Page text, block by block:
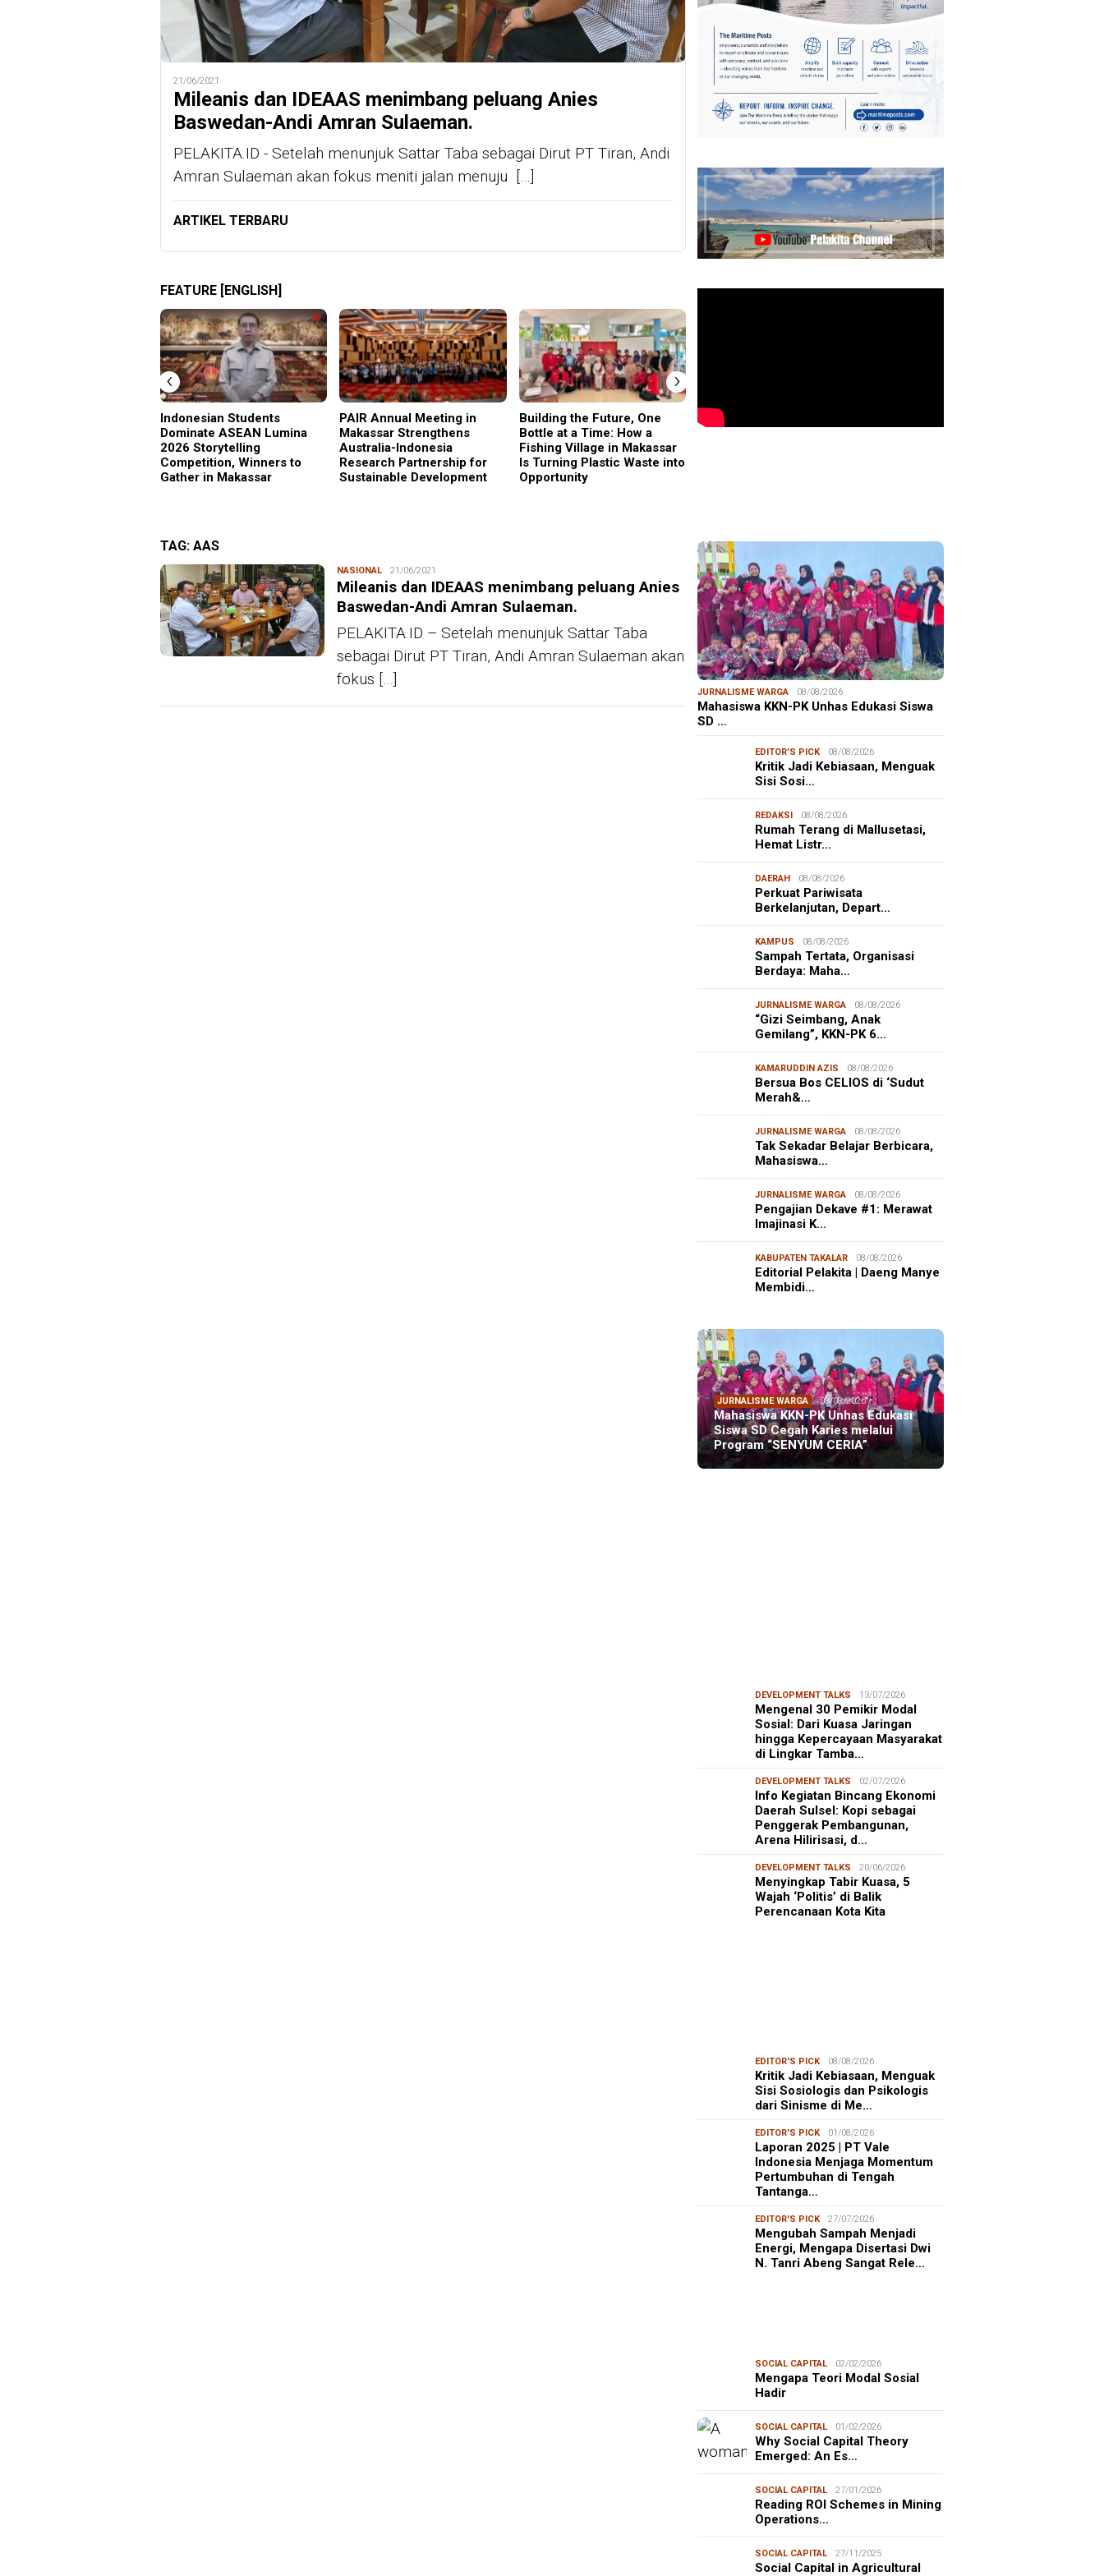
21/06/2021
Mileanis dan IDEAAS menimbang peluang Anies
Baswedan-Andi Amran Sulaeman.
PELAKITA.ID - Setelah menunjuk Sattar Taba sebagai Dirut PT Tiran, Andi
Amran Sulaeman akan fokus meniti jalan menuju […]
ARTIKEL TERBARU
FEATURE [ENGLISH]
Indonesian Students
Dominate ASEAN Lumina
2026 Storytelling
Competition, Winners to
Gather in Makassar
PAIR Annual Meeting in
Makassar Strengthens
Australia-Indonesia
Research Partnership for
Sustainable Development
Building the Future, One
Bottle at a Time: How a
Fishing Village in Makassar
Is Turning Plastic Waste into
Opportunity
Why Cristiano Ronaldo
‹ ›
TAG: AAS
NASIONAL Redaksi
21/06/2021
Mileanis dan IDEAAS menimbang peluang Anies
Baswedan-Andi Amran Sulaeman.
PELAKITA.ID – Setelah menunjuk Sattar Taba
sebagai Dirut PT Tiran, Andi Amran Sulaeman akan
fokus […]
JURNALISME WARGA 08/08/2026
Mahasiswa KKN-PK Unhas Edukasi Siswa
SD …
EDITOR'S PICK 08/08/2026
Kritik Jadi Kebiasaan, Menguak
Sisi Sosi…
REDAKSI 08/08/2026
Rumah Terang di Mallusetasi,
Hemat Listr…
DAERAH 08/08/2026
Perkuat Pariwisata
Berkelanjutan, Depart…
KAMPUS 08/08/2026
Sampah Tertata, Organisasi
Berdaya: Maha…
JURNALISME WARGA 08/08/2026
“Gizi Seimbang, Anak
Gemilang”, KKN-PK 6…
KAMARUDDIN AZIS 08/08/2026
Bersua Bos CELIOS di ‘Sudut
Merah&…
JURNALISME WARGA 08/08/2026
Tak Sekadar Belajar Berbicara,
Mahasiswa…
JURNALISME WARGA 08/08/2026
Pengajian Dekave #1: Merawat
Imajinasi K…
KABUPATEN TAKALAR 08/08/2026
Editorial Pelakita | Daeng Manye
Membidi…
JURNALISME WARGA 08/08/2026
Mahasiswa KKN-PK Unhas Edukasi
Siswa SD Cegah Karies melalui
Program “SENYUM CERIA”
DEVELOPMENT TALKS 13/07/2026
Mengenal 30 Pemikir Modal
Sosial: Dari Kuasa Jaringan
hingga Kepercayaan Masyarakat
di Lingkar Tamba…
DEVELOPMENT TALKS 02/07/2026
Info Kegiatan Bincang Ekonomi
Daerah Sulsel: Kopi sebagai
Penggerak Pembangunan,
Arena Hilirisasi, d…
DEVELOPMENT TALKS 20/06/2026
Menyingkap Tabir Kuasa, 5
Wajah ‘Politis’ di Balik
Perencanaan Kota Kita
EDITOR'S PICK 08/08/2026
Kritik Jadi Kebiasaan, Menguak
Sisi Sosiologis dan Psikologis
dari Sinisme di Me…
EDITOR'S PICK 01/08/2026
Laporan 2025 | PT Vale
Indonesia Menjaga Momentum
Pertumbuhan di Tengah
Tantanga…
EDITOR'S PICK 27/07/2026
Mengubah Sampah Menjadi
Energi, Mengapa Disertasi Dwi
N. Tanri Abeng Sangat Rele…
SOCIAL CAPITAL 02/02/2026
Mengapa Teori Modal Sosial
Hadir
SOCIAL CAPITAL 01/02/2026
Why Social Capital Theory
Emerged: An Es…
SOCIAL CAPITAL 27/01/2026
Reading ROI Schemes in Mining
Operations…
SOCIAL CAPITAL 27/11/2025
Social Capital in Agricultural